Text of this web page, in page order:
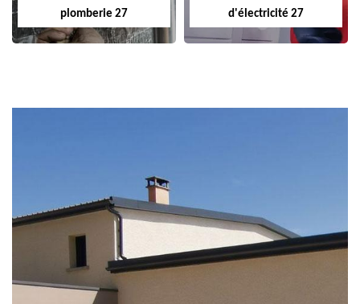
plomberie 27
d'électricité 27